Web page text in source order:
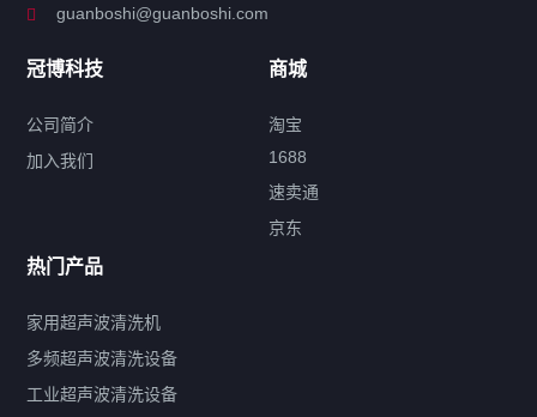
特种超声波洗净产品
超声波配件
产品标签
鼓泡 升降 抛动
带加热
功率可调
双波脱气
机械旋钮系列
guanboshi@guanboshi.com
冠博科技
公司简介
加入我们
商城
淘宝
1688
速卖通
京东
热门产品
家用超声波清洗机
多频超声波清洗设备
工业超声波清洗设备